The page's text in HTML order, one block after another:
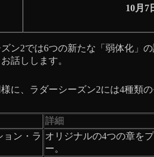
10月7
ン2では6つの新たな「弱体化」
話しします。
に、ラダーシーズン2には4種類の
詳細
ョン・ラ オリジナルの4つの章を
ー。